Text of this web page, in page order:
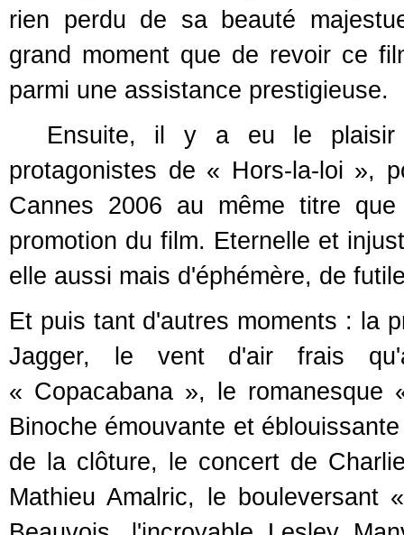
rien perdu de sa beauté
grand moment que de revoir ce
parmi une assistance prestigieuse.
Ensuite, il y a eu le plaisir
protagonistes de « Hors-la-loi »,
Cannes 2006 au même titre
promotion du film. Eternelle et
elle aussi mais d'éphémère, de
Et puis tant d'autres moments : la
Jagger, le vent d'air frais
« Copacabana », le romanesque
Binoche émouvante et
de la clôture, le concert de
Mathieu Amalric, le